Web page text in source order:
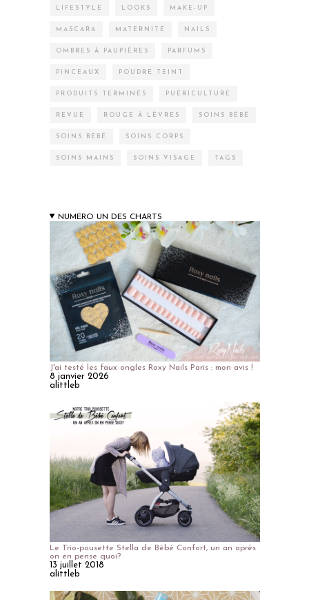
LIFESTYLE LOOKS MAKE-UP
MASCARA MATERNITÉ NAILS
OMBRES À PAUPIÈRES PARFUMS
PINCEAUX POUDRE TEINT
PRODUITS TERMINÉS PUÉRICULTURE
REVUE ROUGE À LÈVRES SOINS BÉBÉ
SOINS BÉBÉ SOINS CORPS
SOINS MAINS SOINS VISAGE TAGS
NUMERO UN DES CHARTS
J'ai testé les faux ongles Roxy Nails Paris : mon avis !
8 janvier 2026
alittleb
Le Trio-pousette Stella de Bébé Confort, un an après
on en pense quoi?
13 juillet 2018
alittleb